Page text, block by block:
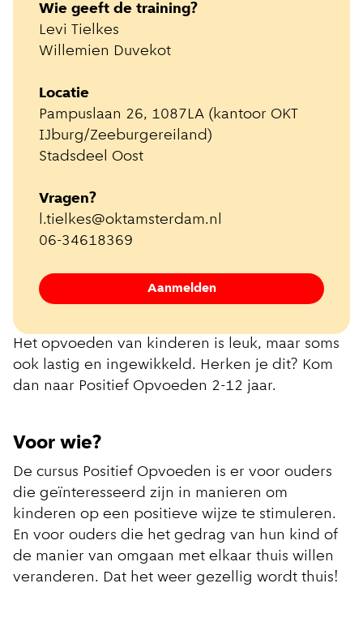
Het opvoeden van kinderen is leuk, maar soms
ook lastig en ingewikkeld. Herken je dit? Kom
dan naar Positief Opvoeden 2-12 jaar.
Voor wie?
De cursus Positief Opvoeden is er voor ouders
die geïnteresseerd zijn in manieren om
kinderen op een positieve wijze te stimuleren.
En voor ouders die het gedrag van hun kind of
de manier van omgaan met elkaar thuis willen
veranderen. Dat het weer gezellig wordt thuis!
Wie geeft de training?
Levi Tielkes
Willemien Duvekot
Locatie
Pampuslaan 26, 1087LA (kantoor OKT
IJburg/Zeeburgereiland)
Stadsdeel Oost
Vragen?
l.tielkes@oktamsterdam.nl
06-34618369
Aanmelden